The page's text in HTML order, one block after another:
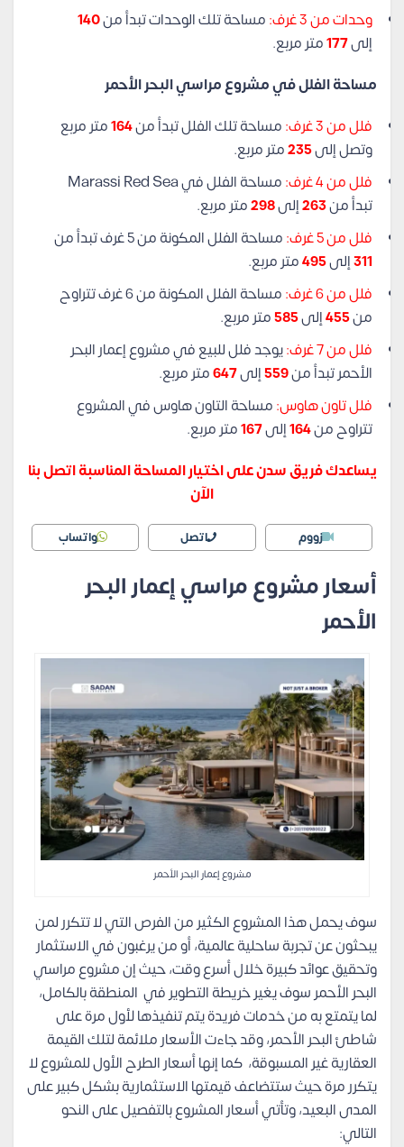
وحدات من 3 غرف:
مساحة تلك الوحدات تبدأ من140
إلى177متر مربع.
مساحة الفلل في مشروع مراسي البحر الأحمر
فلل من 3 غرف:
مساحة تلك الفلل تبدأ من164متر مربع
وتصل إلى235متر مربع.
فلل من 4 غرف:
مساحة الفلل في Marassi Red Sea
تبدأ من263إلى298متر مربع.
فلل من 5 غرف:
مساحة الفلل المكونة من 5 غرف تبدأ من
311إلى495متر مربع.
فلل من 6 غرف:
مساحة الفلل المكونة من 6 غرف تتراوح
من455إلى585متر مربع.
فلل من 7 غرف:
يوجد فلل للبيع في مشروع إعمار البحر
الأحمر تبدأ من559إلى647متر مربع.
فلل تاون هاوس:مساحة التاون هاوس في المشروع
تتراوح من164إلى167متر مربع.
يساعدك فريق سدن على اختيار المساحة المناسبة اتصل بنا
الآن
زووم اتصل واتساب
أسعار مشروع مراسي إعمار البحر
الأحمر
مشروع إعمار البحر الأحمر
سوف يحمل هذا المشروع الكثير من الفرص التي لا تتكرر لمن
يبحثون عن تجربة ساحلية عالمية، أو من يرغبون في الاستثمار
وتحقيق عوائد كبيرة خلال أسرع وقت، حيث إن مشروع مراسي
البحر الأحمر سوف يغير خريطة التطوير في المنطقة بالكامل،
لما يتمتع به من خدمات فريدة يتم تنفيذها لأول مرة على
شاطئ البحر الأحمر، وقد جاءت الأسعار ملائمة لتلك القيمة
العقارية غير المسبوقة، كما إنها أسعار الطرح الأول للمشروع لا
يتكرر مرة حيث ستتضاعف قيمتها الاستثمارية بشكل كبير على
المدى البعيد، وتأتي أسعار المشروع بالتفصيل على النحو
التالي: